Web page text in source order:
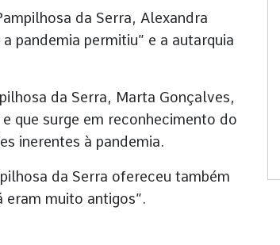
da Serra, Alexandra
pandemia permitiu” e a autarquia
da Serra, Marta Gonçalves,
que surge em reconhecimento do
inerentes à pandemia.
da Serra ofereceu também
muito antigos”.